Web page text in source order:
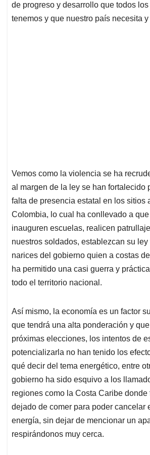
de progreso y desarrollo que todos
tenemos y que nuestro país necesita y
Vemos como la violencia se ha
al margen de la ley se han fortalecido
falta de presencia estatal en los sitios
Colombia, lo cual ha conllevado a
inauguren escuelas, realicen
nuestros soldados, establezcan su
narices del gobierno quien a costas
ha permitido una casi guerra y
todo el territorio nacional.
Así mismo, la economía es un factor
que tendrá una alta ponderación y
próximas elecciones, los intentos de
potencializarla no han tenido los
qué decir del tema energético, entre
gobierno ha sido esquivo a los
regiones como la Costa Caribe donde
dejado de comer para poder cancelar
energía, sin dejar de mencionar un
respirándonos muy cerca.